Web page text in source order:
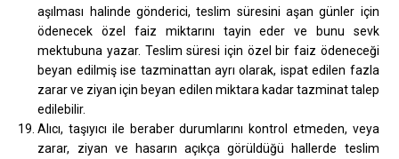
aşılması halinde gönderici, teslim süresini aşan günler için
ödenecek özel faiz miktarını tayin eder ve bunu sevk
mektubuna yazar. Teslim süresi için özel bir faiz ödeneceği
beyan edilmiş ise tazminattan ayrı olarak, ispat edilen fazla
zarar ve ziyan için beyan edilen miktara kadar tazminat talep
edilebilir.
Alıcı, taşıyıcı ile beraber durumlarını kontrol etmeden, veya
zarar, ziyan ve hasarın açıkça görüldüğü hallerde teslim